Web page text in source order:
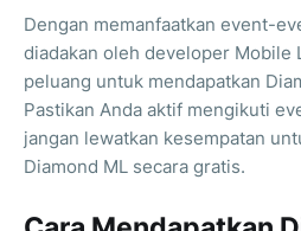
Dengan memanfaatkan event-
diadakan oleh developer Mobile
peluang untuk mendapatkan
Pastikan Anda aktif mengikuti
jangan lewatkan kesempatan
Diamond ML secara gratis.